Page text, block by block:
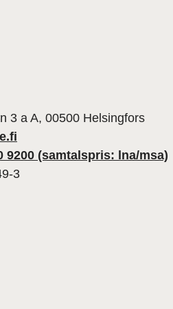
3 a A, 00500 Helsingfors
9200 (samtalspris: lna/msa)
3